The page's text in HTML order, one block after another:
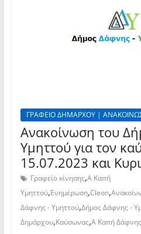
ΓΡΑΦΕΙΟ ΔΗΜΑΡΧΟΥ |
Ανακοίνωση του
Υμηττού για τον
15.07.2023 και
Γραφείο κίνησης,Α Καπή
Υμηττού,Ενημέρωση,Cleon,
Δάφνης - Υμηττού,Δήμος Δάφνης -
Δημάρχου,Καύσωνας,Α Καπή Δάφνης